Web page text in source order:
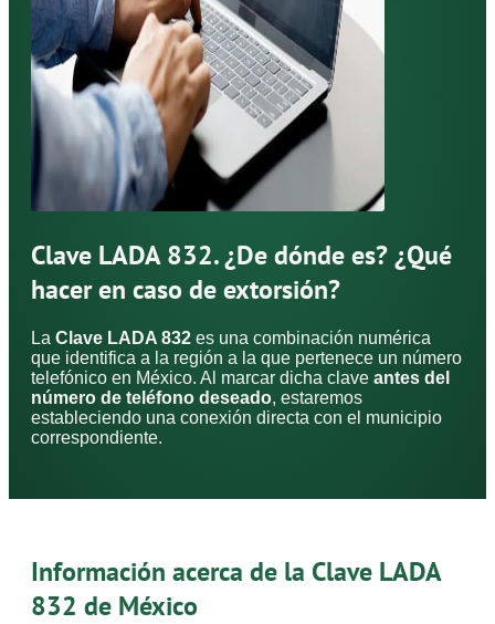
Clave LADA 832. ¿De dónde es? ¿Qué
hacer en caso de extorsión?
La Clave LADA 832 es una combinación numérica
que identifica a la región a la que pertenece un número
telefónico en México. Al marcar dicha clave antes del
número de teléfono deseado, estaremos
estableciendo una conexión directa con el municipio
correspondiente.
Información acerca de la Clave LADA
832 de México